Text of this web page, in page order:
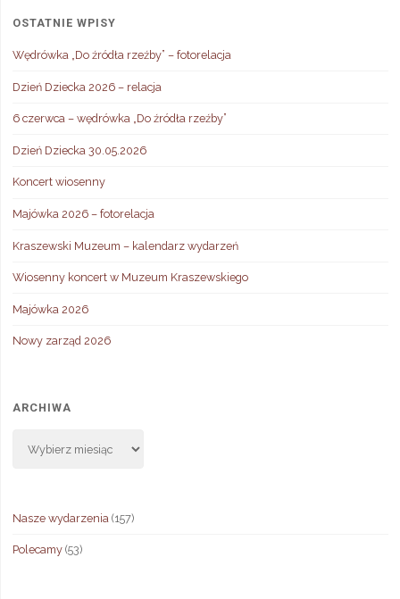
OSTATNIE WPISY
Wędrówka „Do źródła rzeźby” – fotorelacja
Dzień Dziecka 2026 – relacja
6 czerwca – wędrówka „Do źródła rzeźby”
Dzień Dziecka 30.05.2026
Koncert wiosenny
Majówka 2026 – fotorelacja
Kraszewski Muzeum – kalendarz wydarzeń
Wiosenny koncert w Muzeum Kraszewskiego
Majówka 2026
Nowy zarząd 2026
ARCHIWA
Nasze wydarzenia (157)
Polecamy(53)